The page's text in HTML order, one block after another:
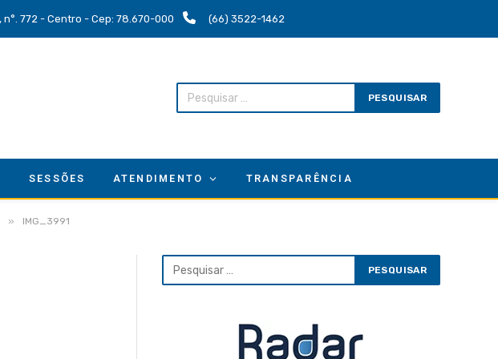
772 - Centro - Cep: 78.670-000 (66) 3522-1462
SESSÕES ATENDIMENTO TRANSPARÊNCIA
» IMG_3991